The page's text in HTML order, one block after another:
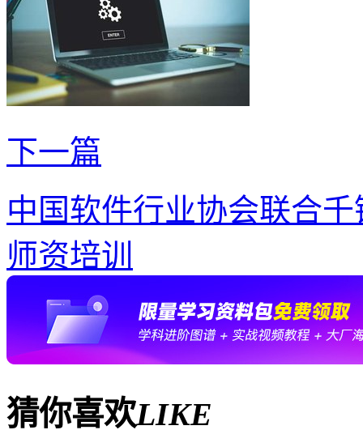
下一篇
中国软件行业协会联合
师资培训
猜你喜欢LIKE